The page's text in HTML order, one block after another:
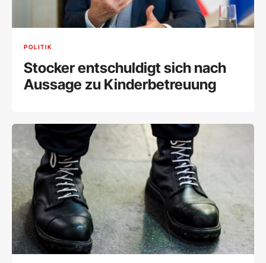
POLITIK
Stocker entschuldigt sich nach
Aussage zu Kinderbetreuung